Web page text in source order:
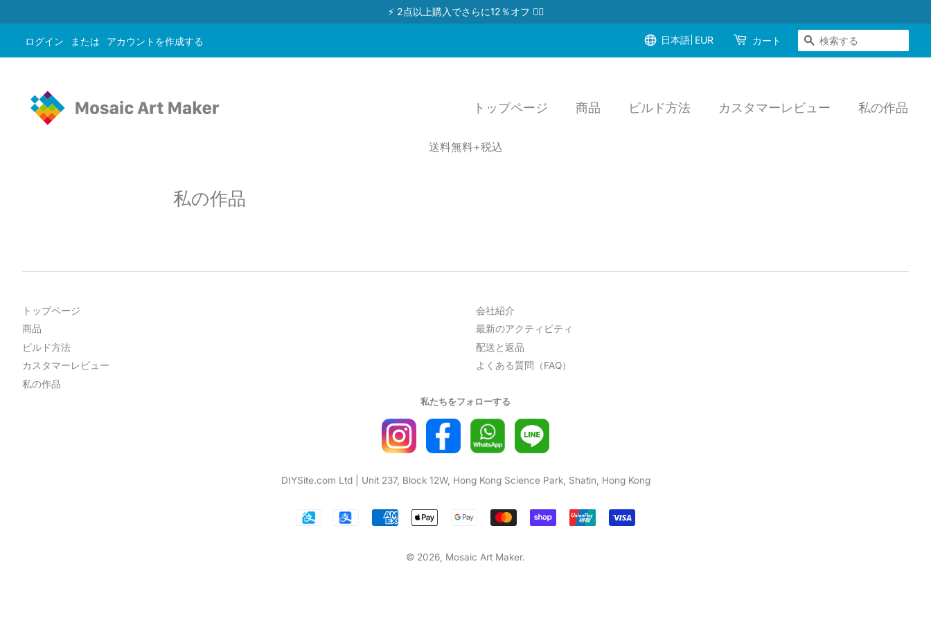
⚡ 2点以上購入でさらに12％オフ 👉🏻
ログイン または アカウントを作成する 日本語 EUR カート 検索する
トップページ 商品 ビルド方法 カスタマーレビュー 私の作品
送料無料+税込
私の作品
トップページ
商品
ビルド方法
カスタマーレビュー
私の作品
会社紹介
最新のアクティビティ
配送と返品
よくある質問（FAQ）
私たちをフォローする
DIYSite.com Ltd | Unit 237, Block 12W, Hong Kong Science Park, Shatin, Hong Kong
お
払
© 2026, Mosaic Art Maker.